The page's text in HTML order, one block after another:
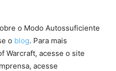
o Modo Autossuficiente
o blog. Para mais
Warcraft, acesse o site
acesse